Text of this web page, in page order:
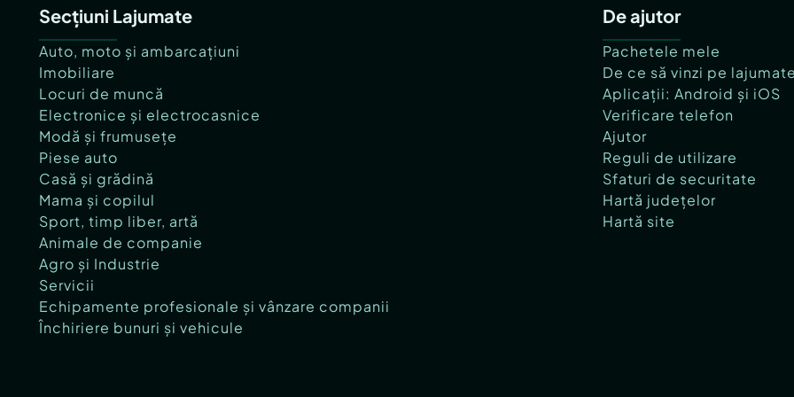
Secțiuni Lajumate
Auto, moto și ambarcațiuni
Imobiliare
Locuri de muncă
Electronice și electrocasnice
Modă și frumusețe
Piese auto
Casă și grădină
Mama și copilul
Sport, timp liber, artă
Animale de companie
Agro și Industrie
Servicii
Echipamente profesionale și vânzare companii
Închiriere bunuri și vehicule
De ajutor
Pachetele mele
De ce să vinzi pe
Aplicații: Android și iOS
Verificare telefon
Ajutor
Reguli de utilizare
Sfaturi de securitate
Hartă județelor
Hartă site